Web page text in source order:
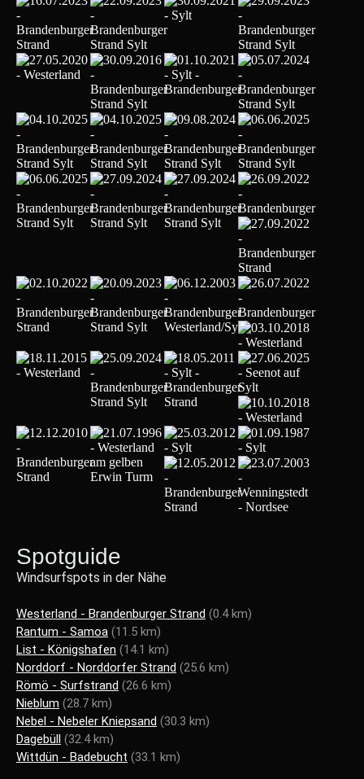
Spotguide
Windsurfspots in der Nähe
Westerland - Brandenburger Strand (0.4 km)
Rantum - Samoa (11.5 km)
List - Königshafen (14.1 km)
Norddorf - Norddorfer Strand (25.6 km)
Römö - Surfstrand (26.6 km)
Nieblum (28.7 km)
Nebel - Nebeler Kniepsand (30.3 km)
Dagebüll
(32.4 km)
Wittdün - Badebucht (33.1 km)